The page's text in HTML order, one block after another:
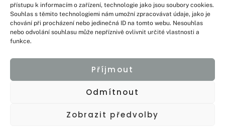
přístupu k informacím o zařízení, technologie jako jsou soubory cookies.
Souhlas s těmito technologiemi nám umožní zpracovávat údaje, jako je
chování při procházení nebo jedinečná ID na tomto webu. Nesouhlas
nebo odvolání souhlasu může nepříznivě ovlivnit určité vlastnosti a
funkce.
Příjmout
Odmítnout
Zobrazit předvolby
Souhlas GDPR
Nakládání s Cookies
Rezervační formulář
Apartmány u Šneka 2026